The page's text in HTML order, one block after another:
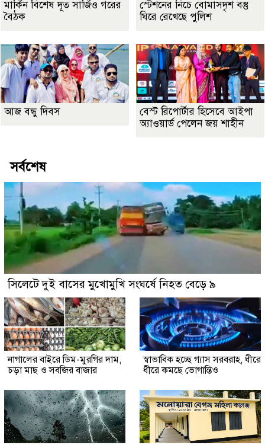
মার্কিন বিশেষ দূত সার্জিও গরের
বৈঠক
স্টেশনের নিচে বোমাসদৃশ বস্তু
ঘিরে রেখেছে পুলিশ
আজ বন্ধু দিবস
বেস্ট রিপোর্টার হিসেবে আইপা
অ্যাওয়ার্ড পেলেন জয় শাহীন
সর্বশেষ
সিলেটে দুই বাসের মুখোমুখি সংঘর্ষে নিহত বেড়ে ৯
নাগালের বাইরে ডিম-মুরগির দাম,
চড়া মাছ ও সবজির বাজার
স্বাভাবিক হচ্ছে গ্যাস সরবরাহ, ধীরে
ধীরে কমছে ভোগান্তিও